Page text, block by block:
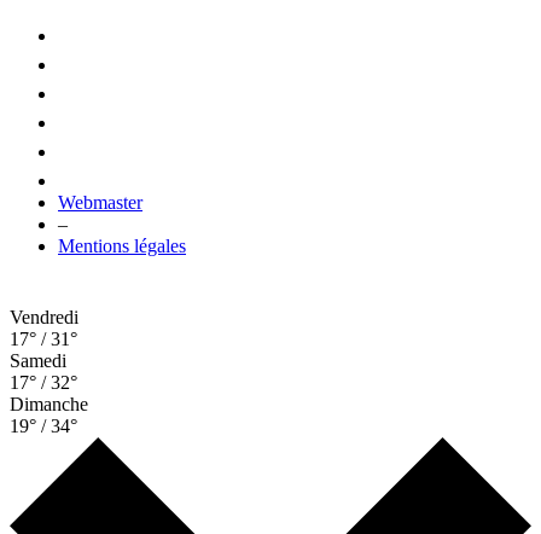
Webmaster
–
Mentions légales
Vendredi
17° / 31°
Samedi
17° / 32°
Dimanche
19° / 34°